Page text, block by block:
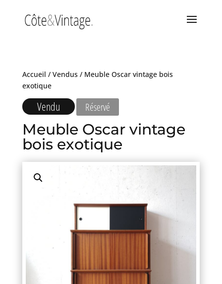
Accueil / Vendus/ Meuble Oscar vintage bois
exotique
Vendu Réservé
Meuble Oscar vintage
bois exotique